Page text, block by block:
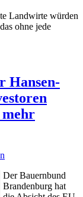
Landwirte würden
ohne jede
Hansen-
mehr
Der Bauernbund
Brandenburg hat